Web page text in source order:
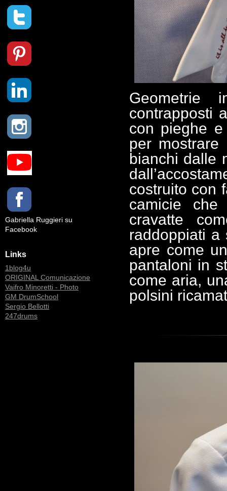
Geometrie
contrapposti
con pieghe
per
bianchi dalle
costruito con
camicie che
cravatte
raddoppiati
apre come
pantaloni in
come aria,
polsini
Gabriella Ruggieri su
Facebook
Links
1blog4u
ORIGINAL Comunicazione
Vaifro Minoretti - Photo
GM DrumSchool
Sergio Bellotti
247drums